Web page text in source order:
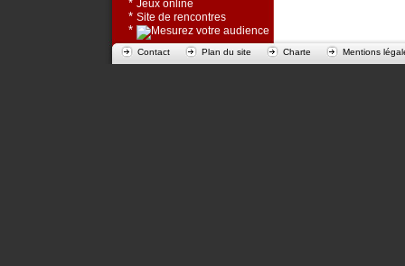
* Jeux online
* Site de rencontres
*
Contact Plan du site Charte Mentions